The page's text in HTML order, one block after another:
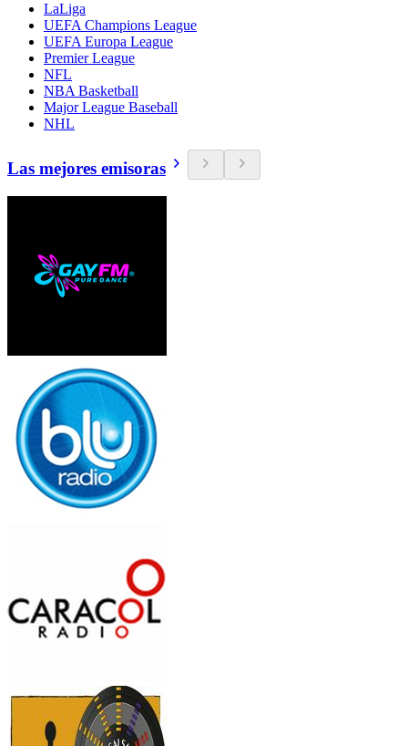
LaLiga
UEFA Champions League
UEFA Europa League
Premier League
NFL
NBA Basketball
Major League Baseball
NHL
Las mejores emisoras